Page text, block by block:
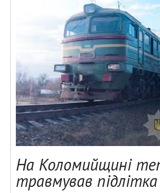
На Коломийщині
травмував підлітка